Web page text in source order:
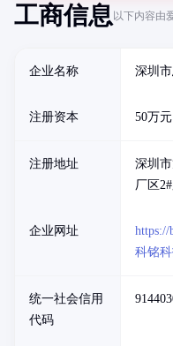
工商信息以下内容由
企业名称 深圳
注册资本 50万元
注册地址
深圳
厂区
企业网址
https://
科铭
统一社会信用
代码